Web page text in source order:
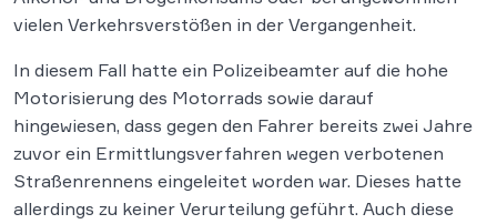
vielen Verkehrsverstößen in der Vergangenheit.
In diesem Fall hatte ein Polizeibeamter auf die hohe
Motorisierung des Motorrads sowie darauf
hingewiesen, dass gegen den Fahrer bereits zwei Jahre
zuvor ein Ermittlungsverfahren wegen verbotenen
Straßenrennens eingeleitet worden war. Dieses hatte
allerdings zu keiner Verurteilung geführt. Auch diese